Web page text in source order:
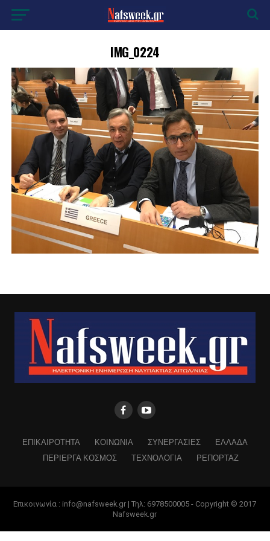
IMG_0224
ΕΠΙΚΑΙΡΟΤΗΤΑ ΚΟΙΝΩΝΙΑ ΣΥΝΕΡΓΑΣΙΕΣ
ΕΛΛΑΔΑ
ΠΕΡΙΕΡΓΑ ΚΟΣΜΟΣ
ΤΕΧΝΟΛΟΓΙΑ ΡΕΠΟΡΤΑΖ
Επικοινωνία : info@nafsweek.gr | Τηλ: 6978500005 - Copyright © 2017
Nafsweek.gr